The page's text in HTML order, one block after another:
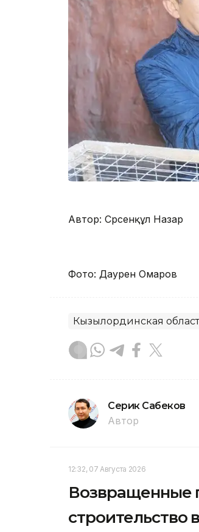
Автор: Сәрсенқұл Назар
Фото: Даурен Омаров
Кызылординская
Серик Сабеков
Автор
12:32, 07 Августа 2026
Возвращенные